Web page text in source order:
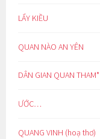
LẨY KIỀU
QUAN NÀO AN YÊN
DÂN GIAN QUAN THAM*
ƯỚC…
QUANG VINH (hoạ thơ)